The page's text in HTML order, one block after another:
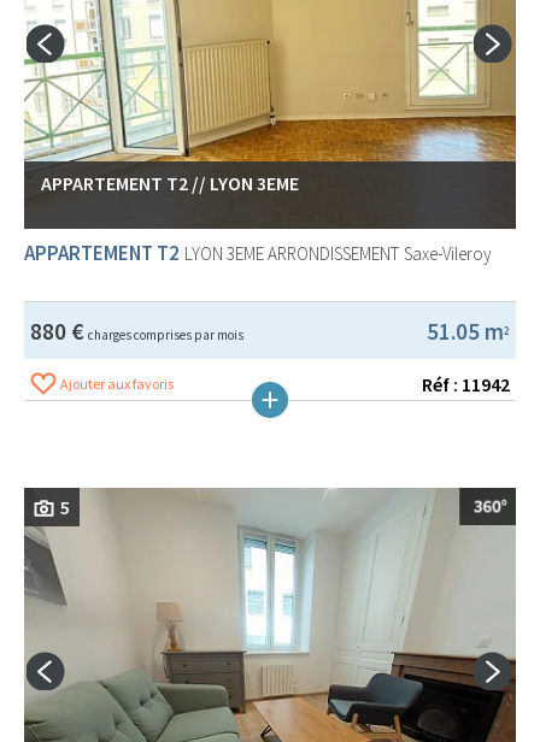
APPARTEMENT T2 // LYON 3EME
APPARTEMENT T2 LYON 3EME ARRONDISSEMENT Saxe-Vileroy
51.05 m2
880 € charges comprises par mois
Ajouter aux favoris Réf : 11942
5